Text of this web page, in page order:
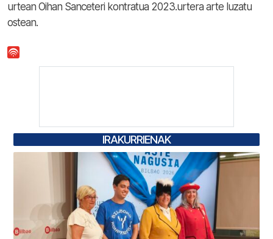
urtean Oihan Sanceteri kontratua 2023.urtera arte luzatu
ostean.
IRAKURRIENAK